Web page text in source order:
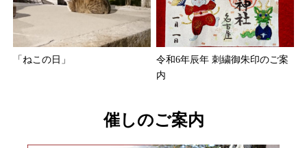
「ねこの日」
令和6年辰年 刺繍御朱印のご案
内
催しのご案内